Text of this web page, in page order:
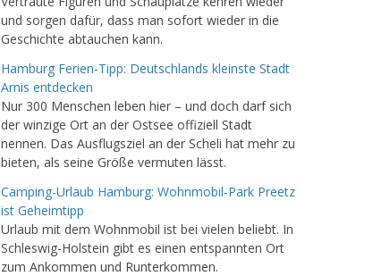
und sorgen dafür, dass man sofort wieder in die
Geschichte abtauchen kann.
Hamburg Ferien-Tipp: Deutschlands kleinste Stadt
Arnis entdecken
Nur 300 Menschen leben hier – und doch darf sich
der winzige Ort an der Ostsee offiziell Stadt
nennen. Das Ausflugsziel an der Scheli hat mehr zu
bieten, als seine Größe vermuten lässt.
Camping-Urlaub Hamburg: Wohnmobil-Park Preetz
ist Geheimtipp
Urlaub mit dem Wohnmobil ist bei vielen beliebt. In
Schleswig-Holstein gibt es einen entspannten Ort
zum Ankommen und Runterkommen.